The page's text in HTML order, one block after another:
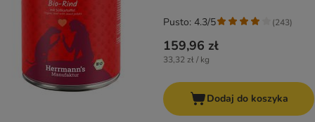
159,96 zł
33,32 zł / kg
Pusto: 4.3/5 (243)
Dodaj do koszyka